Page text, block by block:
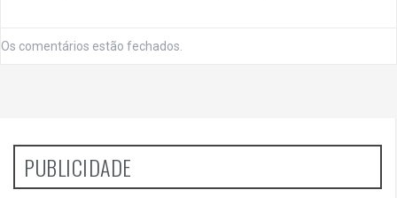
Os comentários estão fechados.
PUBLICIDADE